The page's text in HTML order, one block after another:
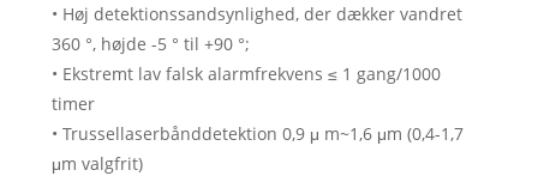
• Høj detektionssandsynlighed, der dækker vandret
360 °, højde -5 ° til +90 °;
• Ekstremt lav falsk alarmfrekvens ≤ 1 gang/1000
timer
• Trussellaserbånddetektion 0,9 μ m~1,6 μm (0,4-1,7
μm valgfrit)